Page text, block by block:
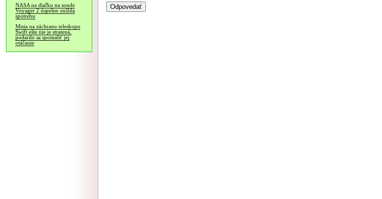
NASA na diaľku na sonde
Voyager 2 úspešne znížila
spotrebu
Misia na záchranu teleskopu
Swift ešte nie je stratená,
podarilo sa spomaliť jej
otáčanie